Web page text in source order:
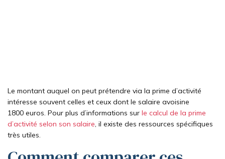
Le montant auquel on peut prétendre via la prime d’activité
intéresse souvent celles et ceux dont le salaire avoisine
1800 euros. Pour plus d’informations sur le calcul de la prime
d’activité selon son salaire, il existe des ressources spécifiques
très utiles.